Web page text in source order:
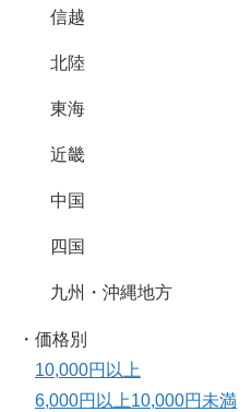
信越
北陸
東海
近畿
中国
四国
九州・沖縄地方
・価格別
10,000円以上
6,000円以上10,000円未満